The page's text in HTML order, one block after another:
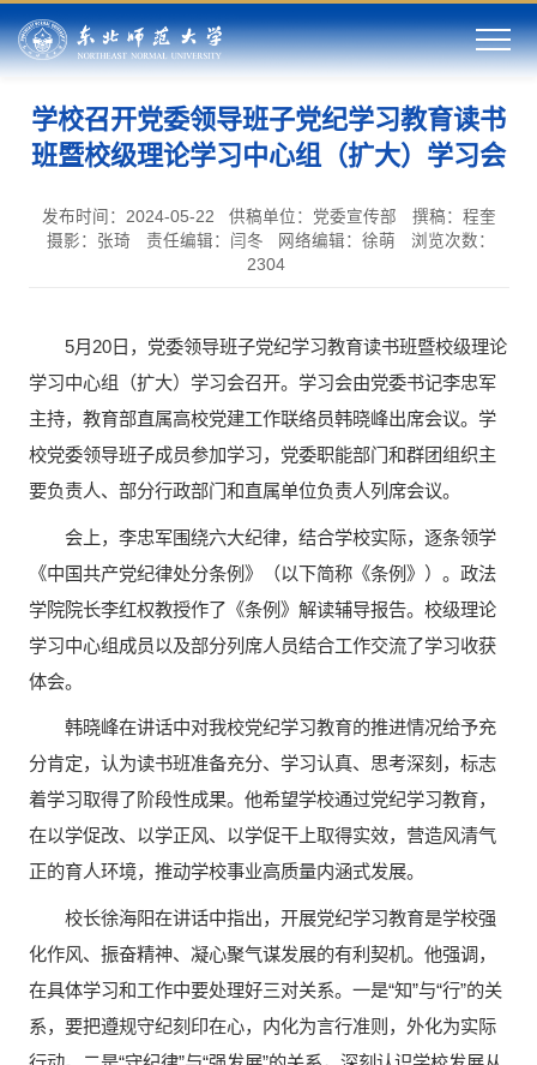
学校召开党委领导班子党纪学习教育读书
班暨校级理论学习中心组（扩大）学习会
发布时间：2024-05-22 供稿单位：党委宣传部
撰稿：程奎
摄影：张琦
责任编辑：闫冬 网络编辑：徐萌
浏览次数：
2304
5月20日，党委领导班子党纪学习教育读书班暨校级理论
学习中心组（扩大）学习会召开。学习会由党委书记李忠军
主持，教育部直属高校党建工作联络员韩晓峰出席会议。学
校党委领导班子成员参加学习，党委职能部门和群团组织主
要负责人、部分行政部门和直属单位负责人列席会议。
会上，李忠军围绕六大纪律，结合学校实际，逐条领学
《中国共产党纪律处分条例》（以下简称《条例》）。政法
学院院长李红权教授作了《条例》解读辅导报告。校级理论
学习中心组成员以及部分列席人员结合工作交流了学习收获
体会。
韩晓峰在讲话中对我校党纪学习教育的推进情况给予充
分肯定，认为读书班准备充分、学习认真、思考深刻，标志
着学习取得了阶段性成果。他希望学校通过党纪学习教育，
在以学促改、以学正风、以学促干上取得实效，营造风清气
正的育人环境，推动学校事业高质量内涵式发展。
校长徐海阳在讲话中指出，开展党纪学习教育是学校强
化作风、振奋精神、凝心聚气谋发展的有利契机。他强调，
在具体学习和工作中要处理好三对关系。一是“知”与“行”的关
系，要把遵规守纪刻印在心，内化为言行准则，外化为实际